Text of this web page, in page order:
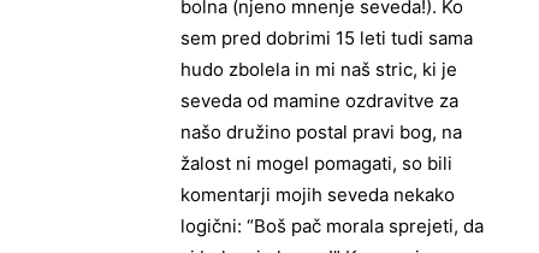
bolna (njeno mnenje seveda!). Ko
sem pred dobrimi 15 leti tudi sama
hudo zbolela in mi naš stric, ki je
seveda od mamine ozdravitve za
našo družino postal pravi bog, na
žalost ni mogel pomagati, so bili
komentarji mojih seveda nekako
logični: “Boš pač morala sprejeti, da